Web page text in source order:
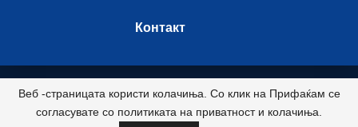
Контакт
© 2026 - Istok Press. All Rights Reserved.
Развиено и хостирано од
Веб -страницата користи колачиња. Со клик на Прифаќам се
согласувате со политиката на приватност и колачиња.